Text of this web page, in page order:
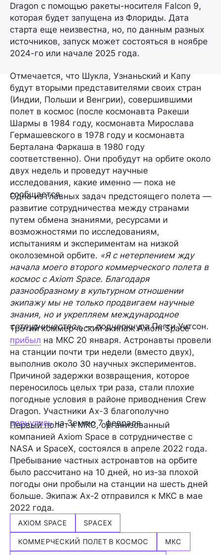
Dragon с помощью ракеты-носителя Falcon 9,
которая будет запущена из Флориды. Дата
старта еще неизвестна, но, по данным разных
источников, запуск может состояться в ноябре
2024-го или начале 2025 года.
Отмечается, что Шукла, Узнаньский и Капу
будут вторыми представителями своих стран
(Индии, Польши и Венгрии), совершившими
полет в космос (после космонавта Ракеши
Шармы в 1984 году, космонавта Мирослава
Гермашевского в 1978 году и космонавта
Берталана Фаркаша в 1980 году
соответственно). Они пробудут на орбите около
двух недель и проведут научные
исследования, какие именно — пока не
сообщается.
Одна из главных задач предстоящего полета —
развитие сотрудничества между странами
путем обмена знаниями, ресурсами и
возможностями по исследованиям,
испытаниям и экспериментам на низкой
околоземной орбите. «Я с нетерпением жду
начала моего второго коммерческого полета в
космос с Axiom Space. Благодаря
разнообразному в культурном отношении
экипажу мы не только продвигаем научные
знания, но и укрепляем международное
сотрудничество»,— подчеркнула Пегги Уитсон.
Третий коммерческий экипаж Axiom Space
прибыл на МКС 20 января. Астронавты провели
на станции почти три недели (вместо двух),
выполнив около 30 научных экспериментов.
Причиной задержки возвращения, которое
переносилось целых три раза, стали плохие
погодные условия в районе приводнения Crew
Dragon. Участники Ax-3 благополучно
вернулисьна Землю 7 февраля.
Первый полет к МКС, организованный
компанией Axiom Space в сотрудничестве с
NASA и SpaceX, состоялся в апреле 2022 года.
Пребывание частных астронавтов на орбите
было рассчитано на 10 дней, но из-за плохой
погоды они пробыли на станции на шесть дней
больше. Экипаж Ax-2 отправился к МКС в мае
2022 года.
AXIOM SPACE SPACEX
КОММЕРЧЕСКИЙ ПОЛЕТ В КОСМОС МКС